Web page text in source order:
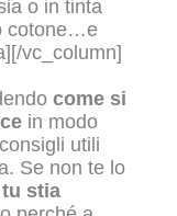
o in tinta
cotone…e
vc_column]
come si
in modo
utili
Se non te lo
stia